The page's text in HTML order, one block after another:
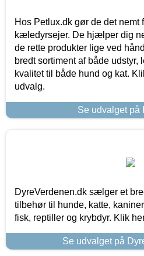
Hos Petlux.dk gør de det nemt
kæledyrsejer. De hjælper dig
de rette produkter lige ved
bredt sortiment af både udstyr,
kvalitet til både hund og kat.
udvalg.
Se udvalget på
DyreVerdenen.dk sælger et
tilbehør til hunde, katte,
fisk, reptiller og krybdyr. Klik
Se udvalget på